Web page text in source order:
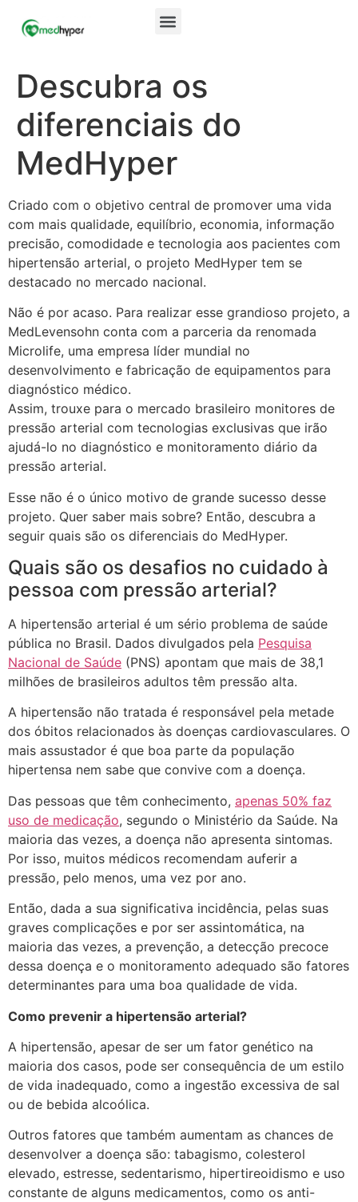
Descubra os
diferenciais do
MedHyper
Criado com o objetivo central de promover uma vida
com mais qualidade, equilíbrio, economia, informação
precisão, comodidade e tecnologia aos pacientes com
hipertensão arterial, o projeto MedHyper tem se
destacado no mercado nacional.
Não é por acaso. Para realizar esse grandioso projeto, a
MedLevensohn conta com a parceria da renomada
Microlife, uma empresa líder mundial no
desenvolvimento e fabricação de equipamentos para
diagnóstico médico.
Assim, trouxe para o mercado brasileiro monitores de
pressão arterial com tecnologias exclusivas que irão
ajudá-lo no diagnóstico e monitoramento diário da
pressão arterial.
Esse não é o único motivo de grande sucesso desse
projeto. Quer saber mais sobre? Então, descubra a
seguir quais são os diferenciais do MedHyper.
Quais são os desafios no cuidado à
pessoa com pressão arterial?
A hipertensão arterial é um sério problema de saúde
pública no Brasil. Dados divulgados pela Pesquisa
Nacional de Saúde (PNS) apontam que mais de 38,1
milhões de brasileiros adultos têm pressão alta.
A hipertensão não tratada é responsável pela metade
dos óbitos relacionados às doenças cardiovasculares. O
mais assustador é que boa parte da população
hipertensa nem sabe que convive com a doença.
Das pessoas que têm conhecimento, apenas 50% faz
uso de medicação, segundo o Ministério da Saúde. Na
maioria das vezes, a doença não apresenta sintomas.
Por isso, muitos médicos recomendam auferir a
pressão, pelo menos, uma vez por ano.
Então, dada a sua significativa incidência, pelas suas
graves complicações e por ser assintomática, na
maioria das vezes, a prevenção, a detecção precoce
dessa doença e o monitoramento adequado são fatores
determinantes para uma boa qualidade de vida.
Como prevenir a hipertensão arterial?
A hipertensão, apesar de ser um fator genético na
maioria dos casos, pode ser consequência de um estilo
de vida inadequado, como a ingestão excessiva de sal
ou de bebida alcoólica.
Outros fatores que também aumentam as chances de
desenvolver a doença são: tabagismo, colesterol
elevado, estresse, sedentarismo, hipertireoidismo e uso
constante de alguns medicamentos, como os anti-